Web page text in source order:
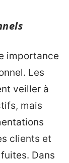
importance
Les
veiller à
mais
clients et
Dans